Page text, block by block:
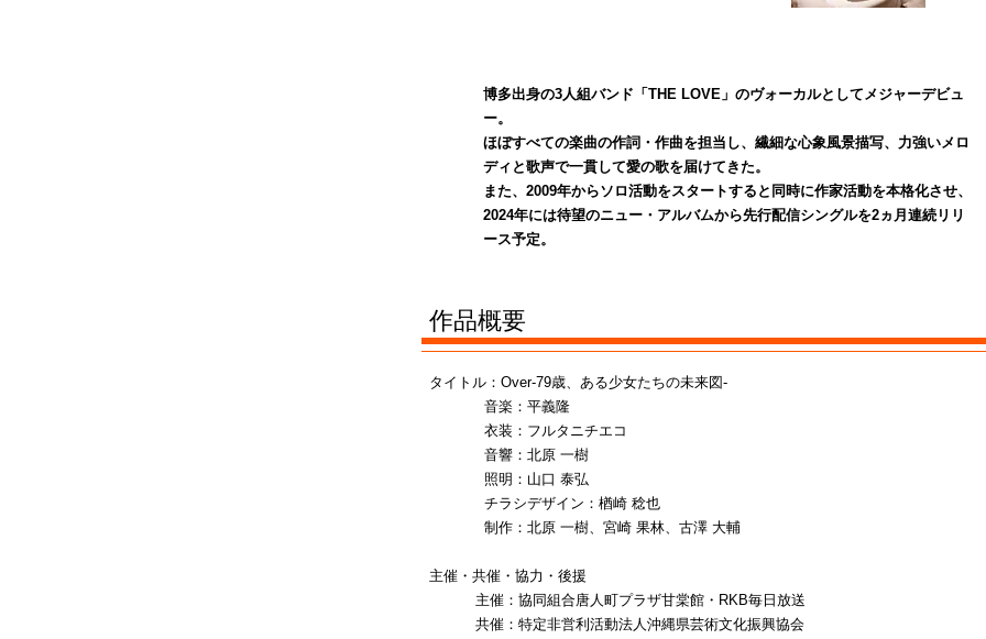
博多出身の3人組バンド「 THE LOVE」のヴォーカルと してメジャーデビュ
ー。
ほぼすべての楽曲の作詞・作曲を担当し、繊細な心象風景描写、力強いメロ
ディと歌声で一貫して愛の歌を届けてきた。
また、2009年からソロ活動をスタートすると同時に作家活動を本格化させ、
2024年には待望のニュー・アルバムから先行配信シングルを2ヵ月連続リリ
ース予定。
​作品概要
タイトル：Over-79歳、ある少女たちの未来図-
音楽：平義隆
衣装：フルタニチエコ
音響：北原 一樹
照明：山口 泰弘
チラシデザイン：楢崎 稔也
制作：北原 一樹、宮崎 果林、古澤 大輔
主催・共催・協力・後援
主催：協同組合唐人町プラザ甘棠館・RKB毎日放送
共催：特定非営利活動法人沖縄県芸術文化振興協会